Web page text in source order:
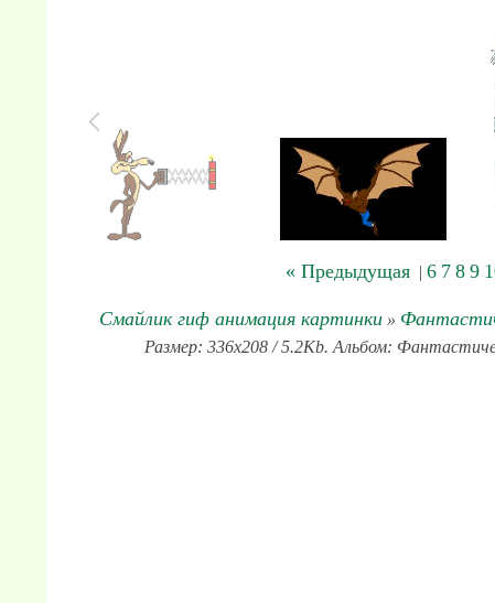
« Предыдущая | 6 7 8 9
Смайлик гиф анимация картинки »
Размер: 336x208 / 5.2Kb. Альбом: